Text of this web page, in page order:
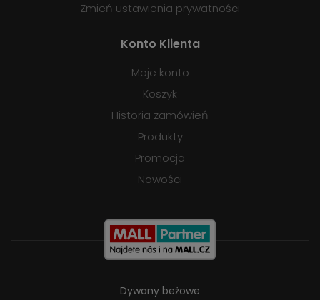
Zmień ustawienia prywatności
Konto Klienta
Moje konto
Koszyk
Historia zamówień
Produkty
Promocja
Nowości
Dywany beżowe